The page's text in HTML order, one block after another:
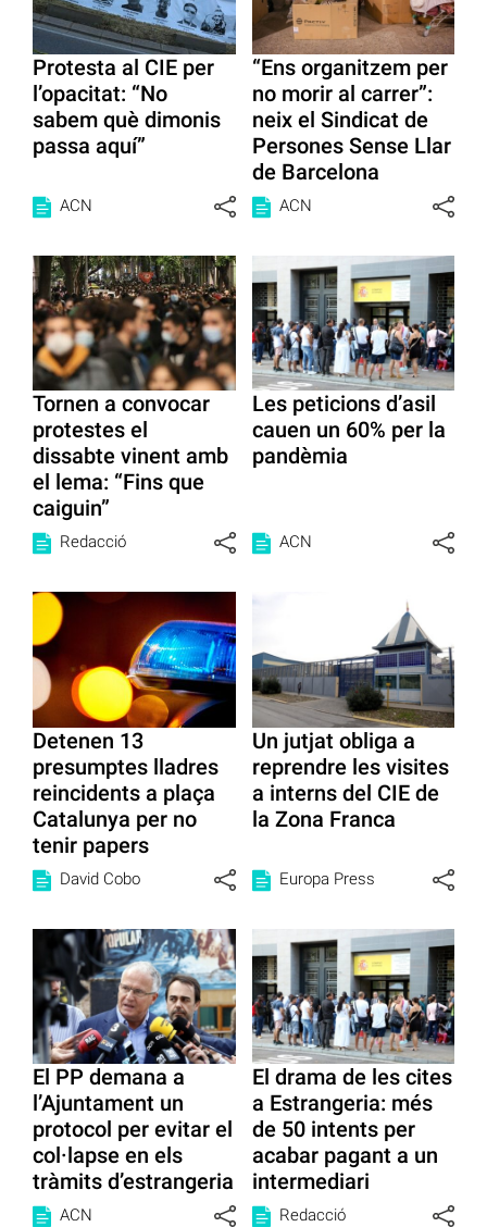
Protesta al CIE per
l’opacitat: “No
sabem què dimonis
passa aquí”
ACN
“Ens organitzem per
no morir al carrer”:
neix el Sindicat de
Persones Sense Llar
de Barcelona
ACN
Tornen a convocar
protestes el
dissabte vinent amb
el lema: “Fins que
caiguin”
Redacció
Les peticions d’asil
cauen un 60% per la
pandèmia
ACN
Detenen 13
presumptes lladres
reincidents a plaça
Catalunya per no
tenir papers
David Cobo
Un jutjat obliga a
reprendre les visites
a interns del CIE de
la Zona Franca
Europa Press
El PP demana a
l’Ajuntament un
protocol per evitar el
col·lapse en els
tràmits d’estrangeria
ACN
El drama de les cites
a Estrangeria: més
de 50 intents per
acabar pagant a un
intermediari
Redacció